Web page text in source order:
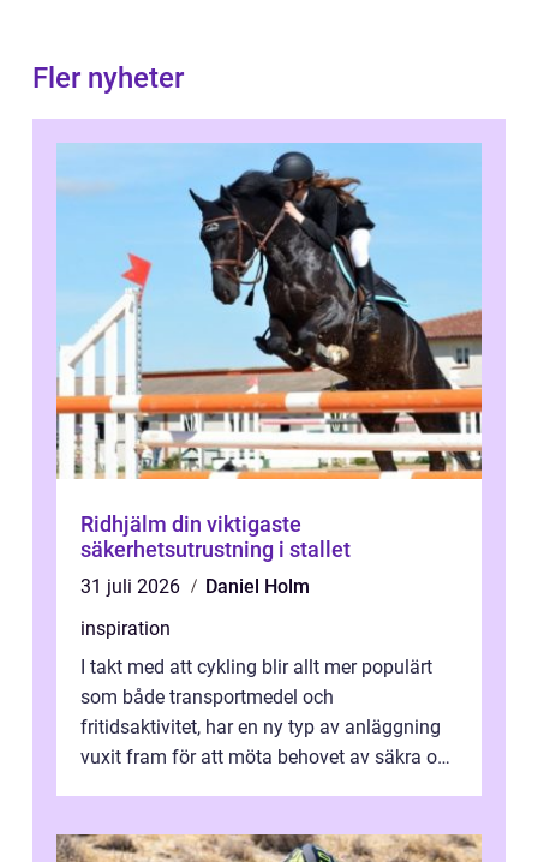
Fler nyheter
Ridhjälm din viktigaste
säkerhetsutrustning i stallet
31 juli 2026
Daniel Holm
inspiration
I takt med att cykling blir allt mer populärt
som både transportmedel och
fritidsaktivitet, har en ny typ av anläggning
vuxit fram för att möta behovet av säkra och